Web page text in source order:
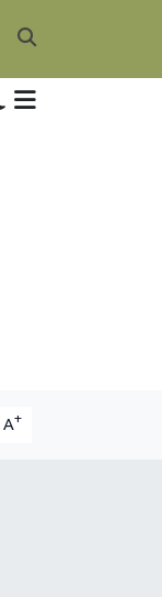
A+